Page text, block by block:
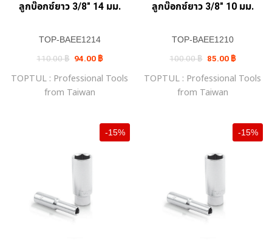
ลูกบ๊อกซ์ยาว 3/8″ 14 มม.
TOP-BAEE1214
110.00฿ Original
price
110.00 ฿.
94.00 ฿Current
price
94.00 ฿.
TOPTUL : Professional Tools
from Taiwan
ลูกบ๊อกซ์ยาว 3/8″ 10 มม.
TOP-BAEE1210
100.00฿ Original
price
100.00 ฿.
85.00 ฿Current
price
85.00 ฿.
TOPTUL : Professional Tools
from Taiwan
-15% -15%